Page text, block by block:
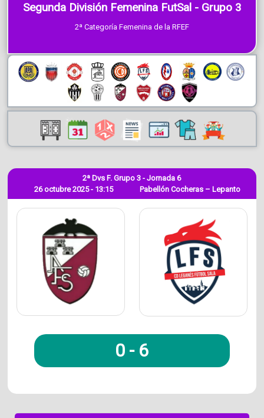
Segunda División Femenina FutSal - Grupo 3
2ª Categoría Femenina de la RFEF
26 octubre 2025 - 13:15
2ª Dvs F. Grupo 3 - Jornada 6
Pabellón Cocheras – Lepanto
0 - 6